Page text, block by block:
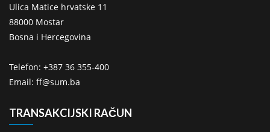
Ulica Matice hrvatske 11
88000 Mostar
Bosna i Hercegovina
Telefon: +387 36 355-400
Email: ff@sum.ba
TRANSAKCIJSKI RAČUN